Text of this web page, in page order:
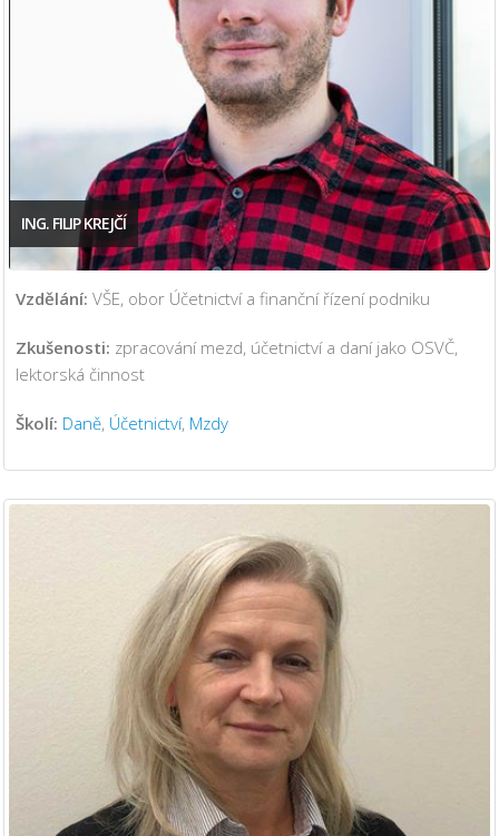
ING. FILIP KREJČÍ
Vzdělání: VŠE, obor Účetnictví a finanční řízení podniku
Zkušenosti: zpracování mezd, účetnictví a daní jako OSVČ,
lektorská činnost
Školí: Daně, Účetnictví, Mzdy